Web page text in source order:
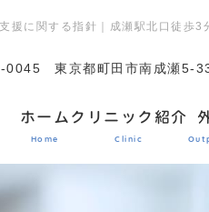
援に関する指針｜成瀬駅北口徒歩
0045 東京都町田市南成瀬5-
ホーム
Home
クリニック紹介
Clinic